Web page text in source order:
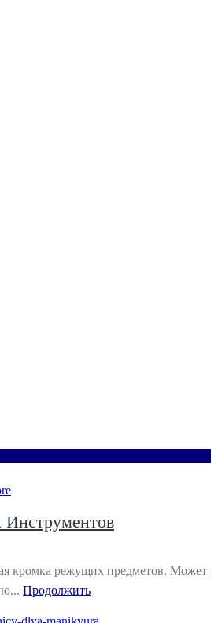
Инструментов
кромка режущих предметов.
Продолжить